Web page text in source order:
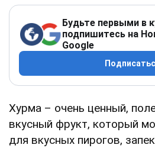
Будьте первыми в
подпишитесь на
Google
Хурма – очень ценный,
вкусный фрукт, который
для вкусных пирогов,